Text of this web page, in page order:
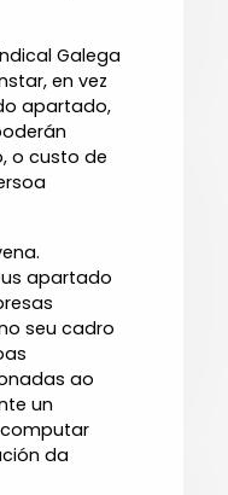
Galega
en vez
apartado,
o custo de
apartado
seu cadro
ao
un
da